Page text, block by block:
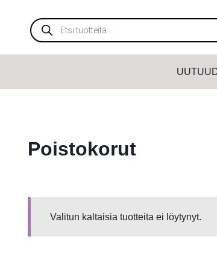
sisältöönProducts
search
Poistokorut
Valitun kaltaisia tuotteita ei löytynyt.